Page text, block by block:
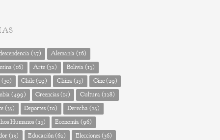
(37) Alemania(16)
(16) Arte(32) Bolivia(13)
(30)
Chile(29) China(13) Cine(29)
(499) Creencias(15) Cultura(128)
(35) Deportes(10) Derecha(25)
Humanos(23) Economía(96)
(15) Educación(62) Elecciones(36)